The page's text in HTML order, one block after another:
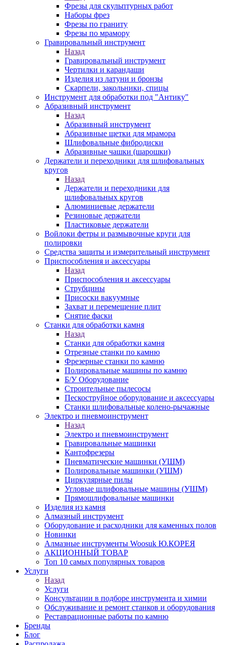
Фрезы для скульптурных работ
Наборы фрез
Фрезы по граниту
Фрезы по мрамору
Гравировальный инструмент
Назад
Гравировальный инструмент
Чертилки и карандаши
Изделия из латуни и бронзы
Скарпели, закольники, спицы
Инструмент для обработки под "Антику"
Абразивный инструмент
Назад
Абразивный инструмент
Абразивные щетки для мрамора
Шлифовальные фибродиски
Абразивные чашки (шарошки)
Держатели и переходники для шлифовальных
кругов
Назад
Держатели и переходники для
шлифовальных кругов
Алюминиевые держатели
Резиновые держатели
Пластиковые держатели
Войлоки фетры и размывочные круги для
полировки
Средства защиты и измерительный инструмент
Приспособления и аксессуары
Назад
Приспособления и аксессуары
Струбцины
Присоски вакуумные
Захват и перемещение плит
Снятие фаски
Станки для обработки камня
Назад
Станки для обработки камня
Отрезные станки по камню
Фрезерные станки по камню
Полировальные машины по камню
Б/У Оборудование
Строительные пылесосы
Пескоструйное оборудование и аксессуары
Станки шлифовальные колено-рычажные
Электро и пневмоинструмент
Назад
Электро и пневмоинструмент
Гравировальные машинки
Кантофрезеры
Пневматические машинки (УШМ)
Полировальные машинки (УШМ)
Циркулярные пилы
Угловые шлифовальные машины (УШМ)
Прямошлифовальные машинки
Изделия из камня
Алмазный инструмент
Оборудование и расходники для каменных полов
Новинки
Алмазные инструменты Woosuk Ю.КОРЕЯ
АКЦИОННЫЙ ТОВАР
Топ 10 самых популярных товаров
Услуги
Назад
Услуги
Консультации в подборе инструмента и химии
Обслуживание и ремонт станков и оборудования
Реставрационные работы по камню
Бренды
Блог